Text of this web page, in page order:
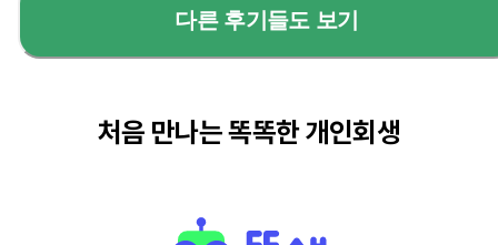
다른 후기들도 보기
처음 만나는 똑똑한 개인회생